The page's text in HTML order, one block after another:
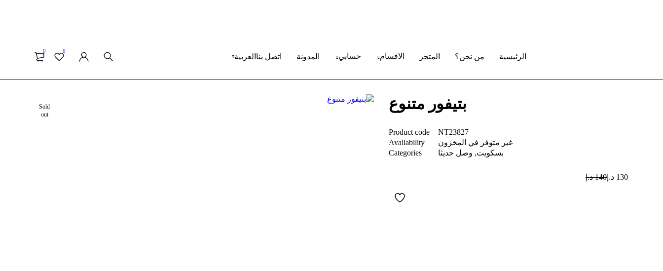
الرئيسية من نحن؟ المتجر الاقسام حسابي المدونة اتصل بنا العربية
0
0
Sold
out
بتيفور متنوع
Product code
NT23827
Availability
غير متوفر في المخزون
Categories
بسكويت, وصل حديثا
140 د.إ 130 د.إ